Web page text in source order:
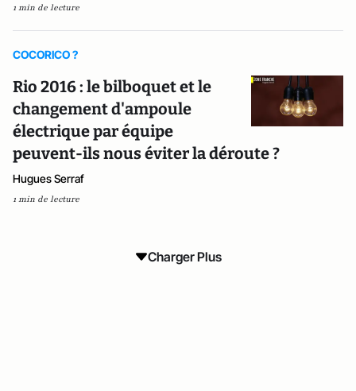
1 min de lecture
COCORICO ?
Rio 2016 : le bilboquet et le
changement d'ampoule
électrique par équipe
peuvent-ils nous éviter la déroute ?
Hugues Serraf
1 min de lecture
Charger Plus